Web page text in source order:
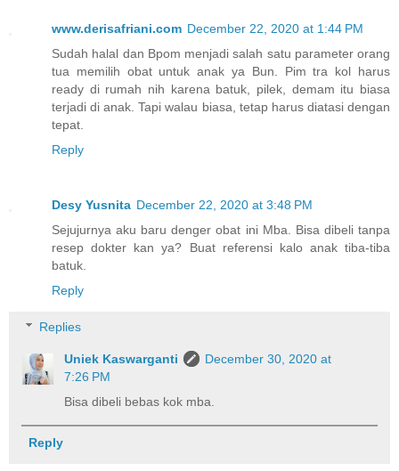
www.derisafriani.com December 22, 2020 at 1:44 PM
Sudah halal dan Bpom menjadi salah satu parameter orang
tua memilih obat untuk anak ya Bun. Pim tra kol harus
ready di rumah nih karena batuk, pilek, demam itu biasa
terjadi di anak. Tapi walau biasa, tetap harus diatasi dengan
tepat.
Reply
Desy Yusnita December 22, 2020 at 3:48 PM
Sejujurnya aku baru denger obat ini Mba. Bisa dibeli tanpa
resep dokter kan ya? Buat referensi kalo anak tiba-tiba
batuk.
Reply
Replies
Uniek Kaswarganti
December 30, 2020 at
7:26 PM
Bisa dibeli bebas kok mba.
Reply